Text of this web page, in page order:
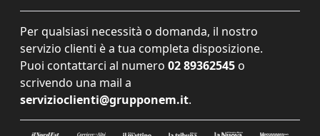
Per qualsiasi necessità o domanda, il nostro
servizio clienti è a tua completa disposizione.
Puoi contattarci al numero 02 89362545 o
scrivendo una mail a
servizioclienti@grupponem.it.